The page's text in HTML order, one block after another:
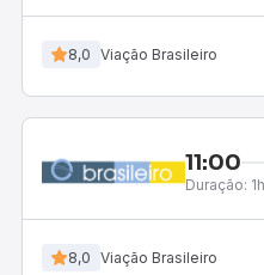
8,0 Viação Brasileiro
11:00
Duração: 1h
8,0 Viação Brasileiro